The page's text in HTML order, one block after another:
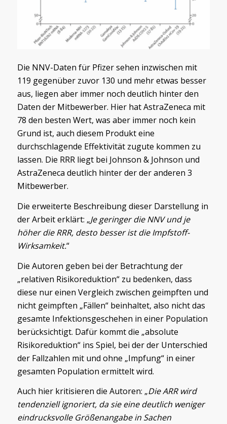
Die NNV-Daten für Pfizer sehen inzwischen mit
119 gegenüber zuvor 130 und mehr etwas besser
aus, liegen aber immer noch deutlich hinter den
Daten der Mitbewerber. Hier hat AstraZeneca mit
78 den besten Wert, was aber immer noch kein
Grund ist, auch diesem Produkt eine
durchschlagende Effektivität zugute kommen zu
lassen. Die RRR liegt bei Johnson & Johnson und
AstraZeneca deutlich hinter der der anderen 3
Mitbewerber.
Die erweiterte Beschreibung dieser Darstellung in
der Arbeit erklärt: „Je geringer die NNV und je
höher die RRR, desto besser ist die Impfstoff-
Wirksamkeit.“
Die Autoren geben bei der Betrachtung der
„relativen Risikoreduktion“ zu bedenken, dass
diese nur einen Vergleich zwischen geimpften und
nicht geimpften „Fällen“ beinhaltet, also nicht das
gesamte Infektionsgeschehen in einer Population
berücksichtigt. Dafür kommt die „absolute
Risikoreduktion“ ins Spiel, bei der der Unterschied
der Fallzahlen mit und ohne „Impfung“ in einer
gesamten Population ermittelt wird.
Auch hier kritisieren die Autoren: „Die ARR wird
tendenziell ignoriert, da sie eine deutlich weniger
eindrucksvolle Größenangabe in Sachen